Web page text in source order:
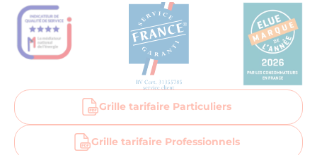
Grille tarifaire Particuliers
Grille tarifaire Professionnels